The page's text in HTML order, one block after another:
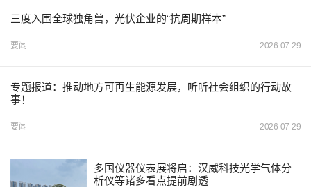
三度入围全球独角兽，光伏企业的“抗周期样本”
要闻 2026-07-29
专题报道：推动地方可再生能源发展，听听社会组织的行动故
事！
要闻 2026-07-29
多国仪器仪表展将启：汉威科技光学气体分
析仪等诸多看点提前剧透